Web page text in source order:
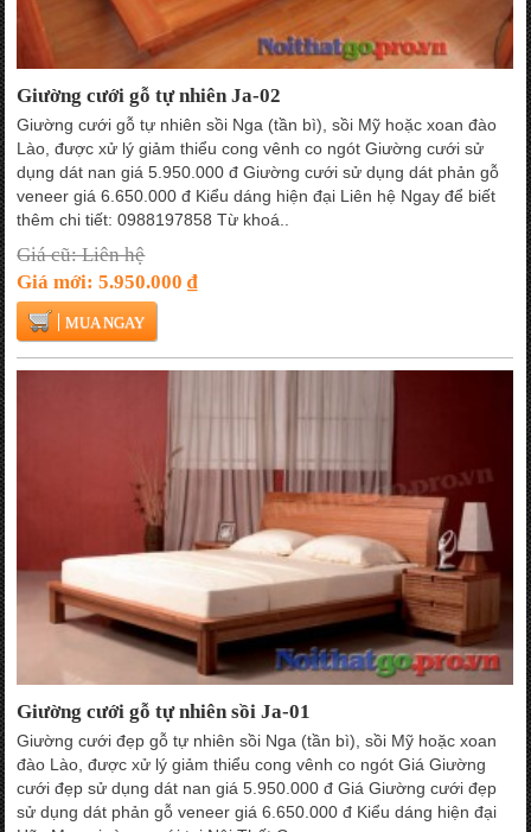
Giường cưới gỗ tự nhiên Ja-02
Giường cưới gỗ tự nhiên sồi Nga (tần bì), sồi Mỹ hoặc xoan đào
Lào, được xử lý giảm thiểu cong vênh co ngót Giường cưới sử
dụng dát nan giá 5.950.000 đ Giường cưới sử dụng dát phản gỗ
veneer giá 6.650.000 đ Kiểu dáng hiện đại Liên hệ Ngay để biết
thêm chi tiết: 0988197858 Từ khoá..
Giá cũ: Liên hệ
Giá mới: 5.950.000 ₫
MUA NGAY
Giường cưới gỗ tự nhiên sồi Ja-01
Giường cưới đẹp gỗ tự nhiên sồi Nga (tần bì), sồi Mỹ hoặc xoan
đào Lào, được xử lý giảm thiểu cong vênh co ngót Giá Giường
cưới đẹp sử dụng dát nan giá 5.950.000 đ Giá Giường cưới đẹp
sử dụng dát phản gỗ veneer giá 6.650.000 đ Kiểu dáng hiện đại